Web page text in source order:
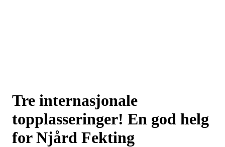
Tre internasjonale
topplasseringer! En god helg
for Njård Fekting